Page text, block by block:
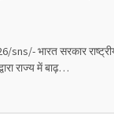
sns/- भारत सरकार
राज्य में बाढ़…